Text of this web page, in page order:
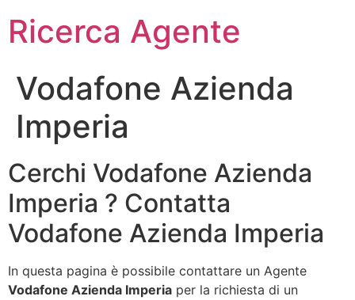
Ricerca Agente
Vodafone Azienda
Imperia
Cerchi Vodafone Azienda
Imperia ? Contatta
Vodafone Azienda Imperia
In questa pagina è possibile contattare un Agente
Vodafone Azienda Imperia per la richiesta di un